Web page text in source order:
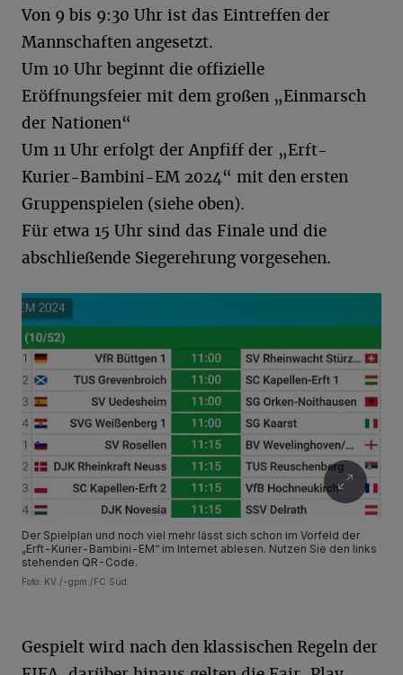
Von 9 bis 9:30 Uhr ist das Eintreffen der
Mannschaften angesetzt.
Um 10 Uhr beginnt die offizielle
Eröffnungsfeier mit dem großen „Einmarsch
der Nationen“
Um 11 Uhr erfolgt der Anpfiff der „Erft-
Kurier-Bambini-EM 2024“ mit den ersten
Gruppenspielen (siehe oben).
Für etwa 15 Uhr sind das Finale und die
abschließende Siegerehrung vorgesehen.
Der Spielplan und noch viel mehr lässt sich schon im Vorfeld der
„Erft-Kurier-Bambini-EM“ im Internet ablesen. Nutzen Sie den links
stehenden QR-Code.
Foto: KV./-gpm./FC Süd
Gespielt wird nach den klassischen Regeln der